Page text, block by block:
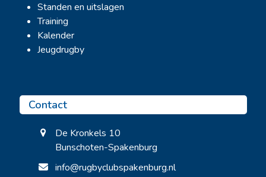
Standen en uitslagen
Training
Kalender
Jeugdrugby
Contact
De Kronkels 10
Bunschoten-Spakenburg
info@rugbyclubspakenburg.nl